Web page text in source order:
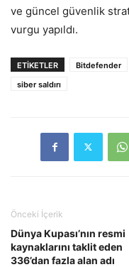
ve güncel güvenlik
vurgu yapıldı.
ETIKETLER Bitdefender
siber saldırı
Önceki İçerik
Dünya Kupası’nın resmi
kaynaklarını taklit eden
336’dan fazla alan adı